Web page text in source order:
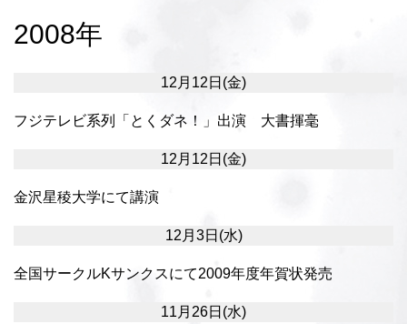
2008年
12月12日(金)
フジテレビ系列「とくダネ！」出演 大書揮毫
12月12日(金)
金沢星稜大学にて講演
12月3日(水)
全国サークルKサンクスにて2009年度年賀状発売
11月26日(水)